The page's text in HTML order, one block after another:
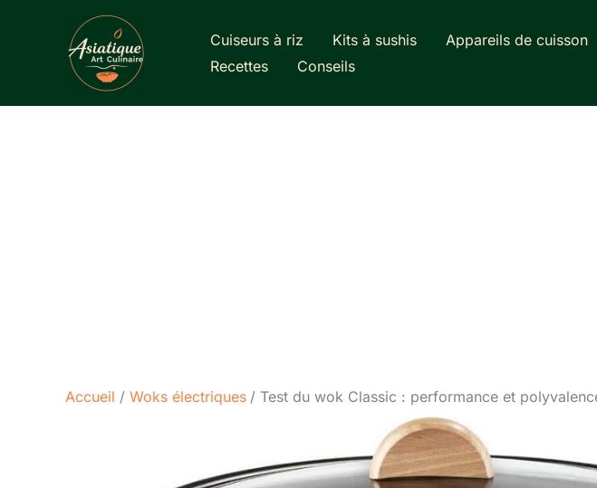
Cuiseurs à riz Kits à sushis Appareils de cuisson
Recettes
Conseils
Accueil Woks électriques Test du wok Classic : performance et